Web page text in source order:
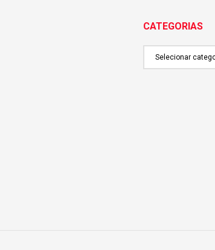
CATEGORIAS
CATEGORIAS